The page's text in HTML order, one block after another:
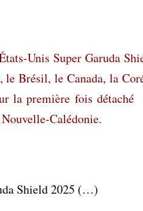
Unis Super Garuda
Brésil, le Canada, la
la première fois détaché
Calédonie.
Shield 2025 (…)